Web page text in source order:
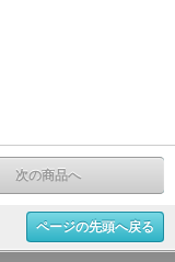
次の商品へ
ページの先頭へ戻る